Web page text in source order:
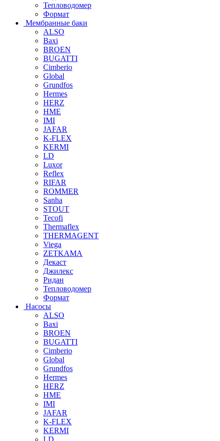
Тепловодомер
Формат
Мембранные баки
ALSO
Baxi
BROEN
BUGATTI
Cimberio
Global
Grundfos
Hermes
HERZ
HME
IMI
JAFAR
K-FLEX
KERMI
LD
Luxor
Reflex
RIFAR
ROMMER
Sanha
STOUT
Tecofi
Thermaflex
THERMAGENT
Viega
ZETKAMA
Декаст
Джилекс
Ридан
Тепловодомер
Формат
Насосы
ALSO
Baxi
BROEN
BUGATTI
Cimberio
Global
Grundfos
Hermes
HERZ
HME
IMI
JAFAR
K-FLEX
KERMI
LD